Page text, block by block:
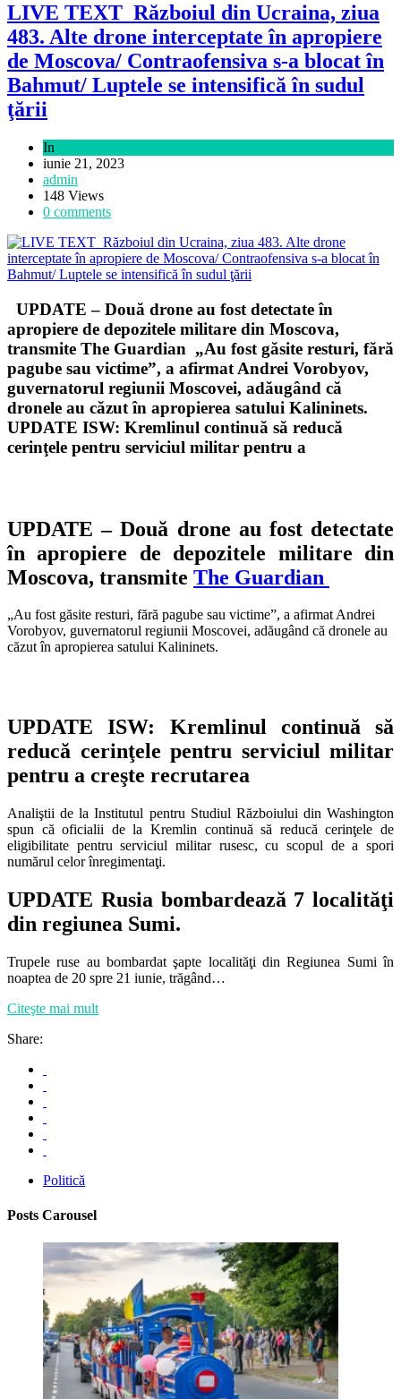
LIVE TEXT Războiul din Ucraina, ziua
483. Alte drone interceptate în apropiere
de Moscova/ Contraofensiva s-a blocat în
Bahmut/ Luptele se intensifică în sudul
ţării
In
iunie 21, 2023
admin
148 Views
0 comments
UPDATE – Două drone au fost detectate în
apropiere de depozitele militare din Moscova,
transmite The Guardian „Au fost găsite resturi, fără
pagube sau victime”, a afirmat Andrei Vorobyov,
guvernatorul regiunii Moscovei, adăugând că
dronele au căzut în apropierea satului Kalininets.
UPDATE ISW: Kremlinul continuă să reducă
cerinţele pentru serviciul militar pentru a
UPDATE – Două drone au fost detectate
în apropiere de depozitele militare din
Moscova, transmite The Guardian
„Au fost găsite resturi, fără pagube sau victime”, a afirmat Andrei
Vorobyov, guvernatorul regiunii Moscovei, adăugând că dronele au
căzut în apropierea satului Kalininets.
UPDATE ISW: Kremlinul continuă să
reducă cerinţele pentru serviciul militar
pentru a creşte recrutarea
Analiştii de la Institutul pentru Studiul Războiului din Washington
spun că oficialii de la Kremlin continuă să reducă cerinţele de
eligibilitate pentru serviciul militar rusesc, cu scopul de a spori
numărul celor înregimentaţi.
UPDATE Rusia bombardează 7 localităţi
din regiunea Sumi.
Trupele ruse au bombardat şapte localităţi din Regiunea Sumi în
noaptea de 20 spre 21 iunie, trăgând…
Citeşte mai mult
Share:
Politică
Posts Carousel